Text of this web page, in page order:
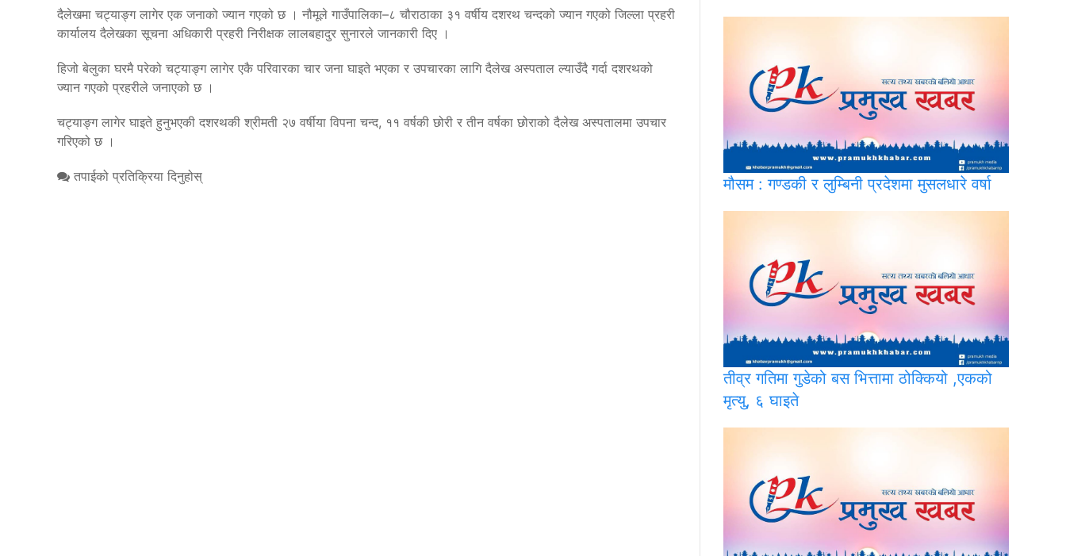
दैलेखमा चट्याङ्ग लागेर एक जनाको ज्यान गएको छ । नौमूले गाउँपालिका–८ चौराठाका ३१ वर्षीय दशरथ चन्दको ज्यान गएको जिल्ला प्रहरी
कार्यालय दैलेखका सूचना अधिकारी प्रहरी निरीक्षक लालबहादुर सुनारले जानकारी दिए ।
हिजो बेलुका घरमै परेको चट्याङ्ग लागेर एकै परिवारका चार जना घाइते भएका र उपचारका लागि दैलेख अस्पताल ल्याउँदै गर्दा दशरथको
ज्यान गएको प्रहरीले जनाएको छ ।
चट्याङ्ग लागेर घाइते हुनुभएकी दशरथकी श्रीमती २७ वर्षीया विपना चन्द, ११ वर्षकी छोरी र तीन वर्षका छोराको दैलेख अस्पतालमा उपचार
गरिएको छ ।
तपाईको प्रतिक्रिया दिनुहोस् मौसम: गण्डकी र लुम्बिनी प्रदेशमा मुसलधारे वर्षा
तीव्रगतिमा गुडेको बस भित्तामा ठोक्कियो ,एकको
मृत्यु, ६ घाइते